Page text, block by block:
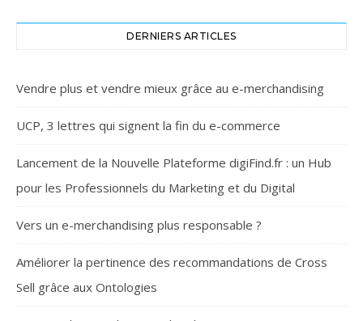
DERNIERS ARTICLES
Vendre plus et vendre mieux grâce au e-merchandising
UCP, 3 lettres qui signent la fin du e-commerce
Lancement de la Nouvelle Plateforme digiFind.fr : un Hub
pour les Professionnels du Marketing et du Digital
Vers un e-merchandising plus responsable ?
Améliorer la pertinence des recommandations de Cross
Sell grâce aux Ontologies